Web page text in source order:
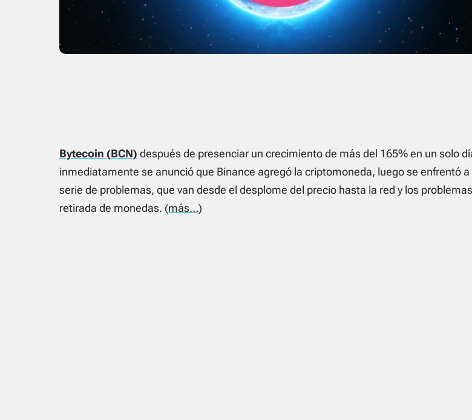
Bytecoin (BCN) después de presenciar un crecimiento de más del 165% en un solo
inmediatamente se anunció que Binance agregó la criptomoneda, luego se enfrentó a
serie de problemas, que van desde el desplome del precio hasta la red y los
retirada de monedas. (más…)